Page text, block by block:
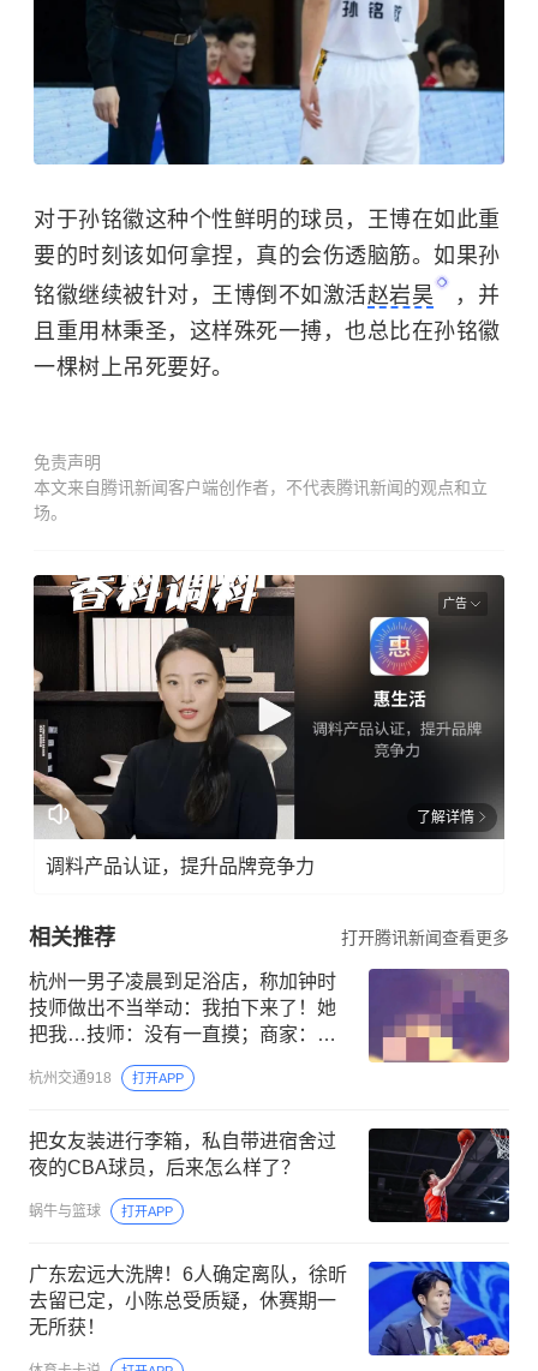
对于孙铭徽这种个性鲜明的球员，王博在如此重
要的时刻该如何拿捏，真的会伤透脑筋。如果孙
铭徽继续被针对，王博倒不如激活赵岩昊
，并
且重用林秉圣，这样殊死一搏，也总比在孙铭徽
一棵树上吊死要好。
免责声明
本文来自腾讯新闻客户端创作者，不代表腾讯新闻的观点和立
场。
广告
了解详情
调料产品认证，提升品牌竞争力
相关推荐 打开腾讯新闻查看更多
杭州一男子凌晨到足浴店，称加钟时
技师做出不当举动：我拍下来了！她
把我…技师：没有一直摸；商家：坚
决不允许，发现都开除！警方回应
杭州交通918 打开APP
把女友装进行李箱，私自带进宿舍过
夜的CBA球员，后来怎么样了？
蜗牛与篮球 打开APP
广东宏远大洗牌！6人确定离队，徐昕
去留已定，小陈总受质疑，休赛期一
无所获！